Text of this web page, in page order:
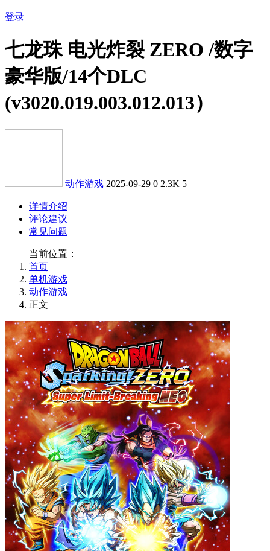
登录
七龙珠 电光炸裂 ZERO /数字
豪华版/14个DLC
(v3020.019.003.012.013）
动作游戏 2025-09-29 0 2.3K 5
详情介绍
评论建议
常见问题
当前位置：
首页
单机游戏
动作游戏
正文